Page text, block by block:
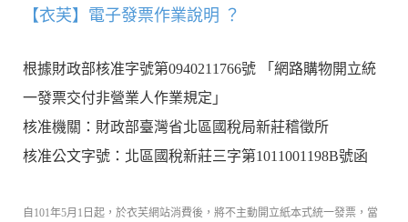
【衣芙】電子發票作業說明 ？
根據財政部核准字號第0940211766號 「網路購物開立統
一發票交付非營業人作業規定」
核准機關：財政部臺灣省北區國稅局新莊稽徵所
核准公文字號：北區國稅新莊三字第1011001198B號函
自101年5月1日起，於衣芙網站消費後，將不主動開立紙本式統一發票，當